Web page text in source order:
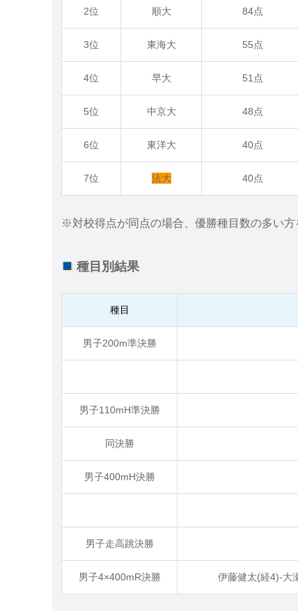
2位 順大 84点
3位 東海大 55点
4位 早大 51点
5位 中京大 48点
6位 東洋大 40点
7位 法大 40点
※対校得点が同点の場合、優勝種目数の多い方
種目別結果
種目
男子200m準決勝
男子110mH準決勝
同決勝
男子400mH決勝
男子走高跳決勝
男子4×400mR決勝 伊藤健太(経4)-大